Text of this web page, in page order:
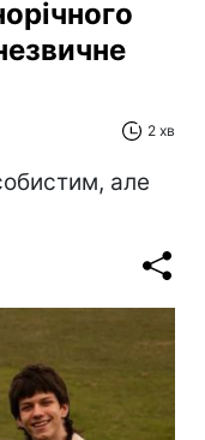
2 хв
але